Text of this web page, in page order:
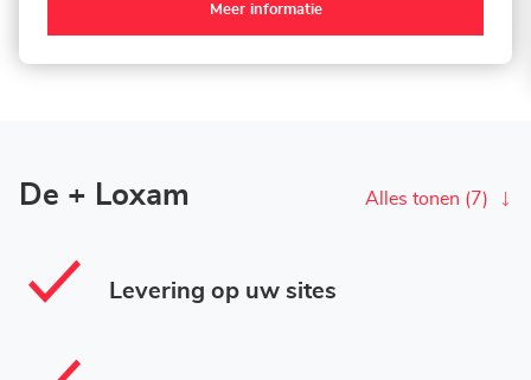
Meer informatie
De + Loxam Alles tonen (7)
Levering op uw sites